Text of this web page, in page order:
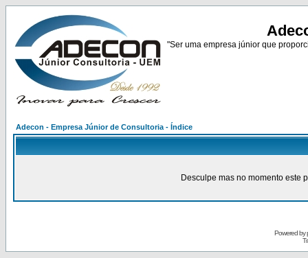
"Ser uma empresa júnior que
Adecon - Empresa Júnior de Consultoria - Índice
Desculpe mas no momento este
Powered by